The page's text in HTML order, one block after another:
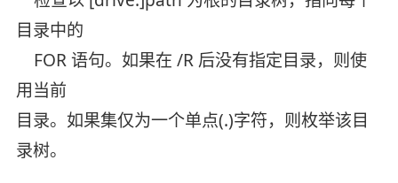
目录中的
FOR 语句。如果在 /R 后没有指定目录，则使
用当前
目录。如果集仅为一个单点(.)字符，则枚举该目
录树。